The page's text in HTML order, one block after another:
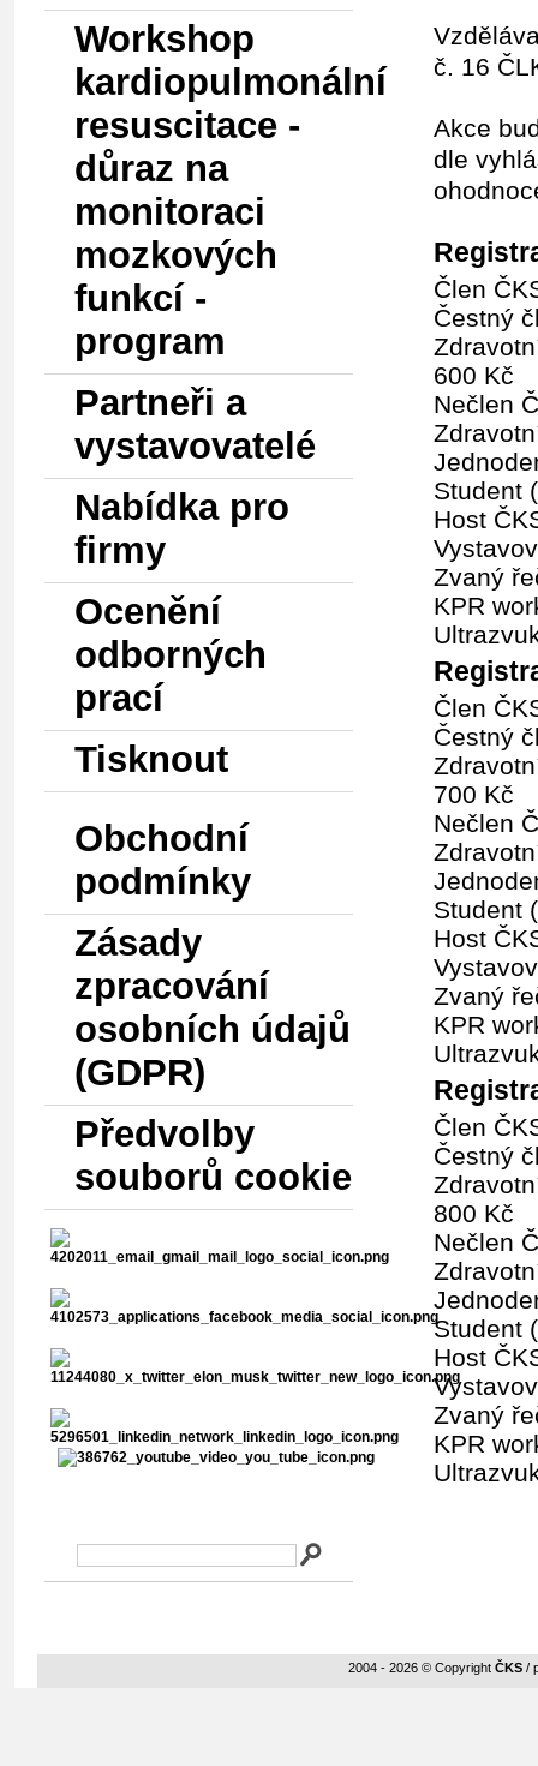
Workshop
kardiopulmonální
resuscitace -
důraz na
monitoraci
mozkových
funkcí -
program
Partneři a
vystavovatelé
Nabídka pro
firmy
Ocenění
odborných
prací
Tisknout
Obchodní
podmínky
Zásady
zpracování
osobních údajů
(GDPR)
Předvolby
souborů cookie
č. 16
Akce
dle
Člen
Čestný
600 Kč
Nečlen
Student
Host
Zvaný
KPR
Člen
Čestný
700 Kč
Nečlen
Student
Host
Zvaný
KPR
Člen
Čestný
800 Kč
Nečlen
Student
Host
Zvaný
KPR
2004 - 2026 © Copyright ČKS /